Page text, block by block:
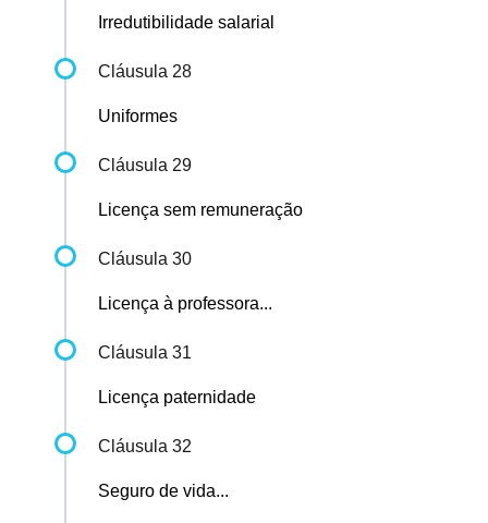
Irredutibilidade salarial
Cláusula 28
Uniformes
Cláusula 29
Licença sem remuneração
Cláusula 30
Licença à professora...
Cláusula 31
Licença paternidade
Cláusula 32
Seguro de vida...